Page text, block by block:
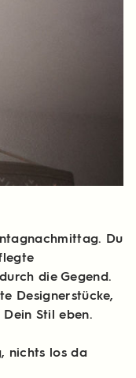
Du
die Gegend.
Designerstücke,
Dein Stil eben.
nichts los da